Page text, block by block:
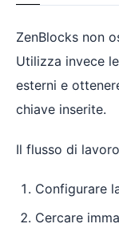
ZenBlocks non
Utilizza invece
esterni e
chiave inserite.
Il flusso di
Configurare
Cercare